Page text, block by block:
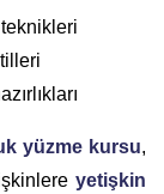
yüzme kursu,
yetişkin